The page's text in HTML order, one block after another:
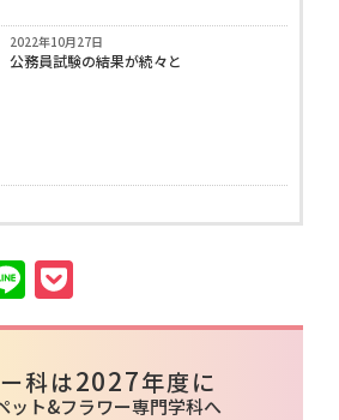
2022年10月27日
公務員試験の結果が続々と
Line
科は2027年度に
ット&フラワー専門学科へ